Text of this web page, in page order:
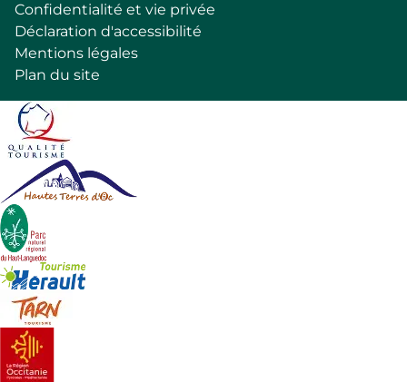
Pied
de
page
Confidentialité et vie privée
Déclaration d'accessibilité
Mentions légales
Plan du site